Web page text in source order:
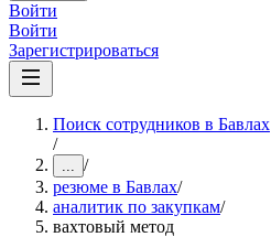
Войти
Войти
Зарегистрироваться
Поиск сотрудников в Бавлах
/
... /
резюме в Бавлах/
аналитик по закупкам/
вахтовый метод